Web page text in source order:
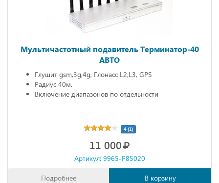
Мультичастотный подавитель Терминатор-40
АВТО
Глушит gsm,3g,4g, Глонасс L2,L3, GPS
Радиус 40м.
Включение диапазонов по отдельности
4 (1)
11 000
Артикул: 9965-P85020
Подробнее В корзину